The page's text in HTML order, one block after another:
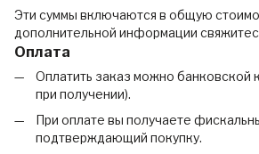
Эти суммы включаются в общую
дополнительной информации
Оплата
Оплатить заказ можно банковской
при получении).
При оплате вы получаете
подтверждающий покупку.